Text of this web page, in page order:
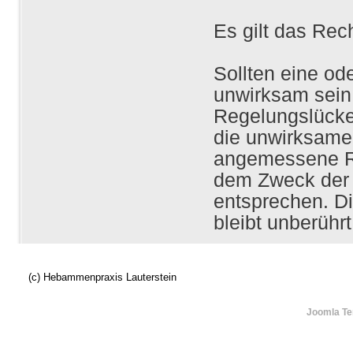
Es gilt das
Sollten eine
unwirksam
die
angemessene
dem Zweck
entsprechen.
bleibt
(c) Hebammenpraxis Lauterstein
Joomla